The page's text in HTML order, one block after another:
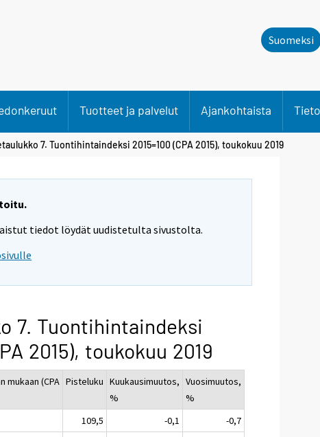
Suomeksi
Tuotteet ja palvelut Ajankohtaista
7. Tuontihintaindeksi 2015=100 (CPA 2015), toukokuu 2019
tiedot löydät uudistetulta sivustolta.
7. Tuontihintaindeksi
2015), toukokuu 2019
mukaan (CPA Pisteluku Kuukausimuutos,
%
Vuosimuutos,
%
109,5 -0,1
-0,7